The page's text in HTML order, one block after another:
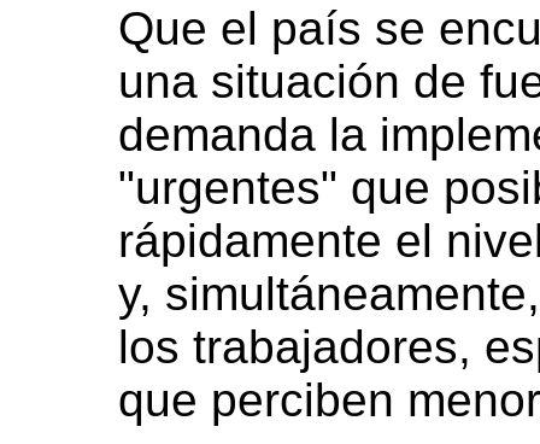
Que el país se
una situación de
demanda la
"urgentes" que
rápidamente el
y,
los trabajadores,
que perciben